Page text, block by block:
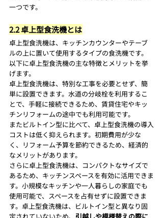
一つです。
2.2 卓上型食洗機とは
卓上型食洗機は、キッチンカウンターやテーブ
ルの上に置いて使用するタイプの食洗機です。
以下に卓上型食洗機の主な特徴とメリットを挙
げます。
卓上型食洗機は、特別な工事を必要とせず、簡
単に設置できます。水道の分岐栓を利用するこ
とで、手軽に接続できるため、賃貸住宅やキッ
チンリフォームの途中でも利用可能です。
またビルトイン型に比べて、卓上型食洗機の導入
コストは低く抑えられます。初期費用が少な
く、リフォーム予算を節約できるため、経済的
なメリットがあります。
さらに卓上型食洗機は、コンパクトなサイズで
あるため、キッチンスペースを有効に活用できま
す。小規模なキッチンや一人暮らしの家庭でも
使用可能で、スペースを占有せずに設置できま
す。卓上型食洗機は、ビルトイン型と異なり固